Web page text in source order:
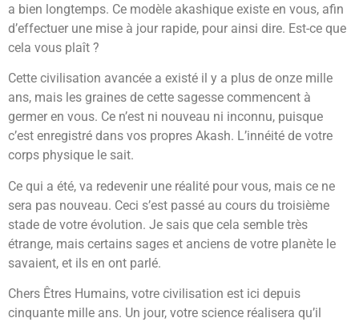
a bien longtemps. Ce modèle akashique existe en vous, afin
d’effectuer une mise à jour rapide, pour ainsi dire. Est-ce que
cela vous plaît ?
Cette civilisation avancée a existé il y a plus de onze mille
ans, mais les graines de cette sagesse commencent à
germer en vous. Ce n’est ni nouveau ni inconnu, puisque
c’est enregistré dans vos propres Akash. L’innéité de votre
corps physique le sait.
Ce qui a été, va redevenir une réalité pour vous, mais ce ne
sera pas nouveau. Ceci s’est passé au cours du troisième
stade de votre évolution. Je sais que cela semble très
étrange, mais certains sages et anciens de votre planète le
savaient, et ils en ont parlé.
Chers Êtres Humains, votre civilisation est ici depuis
cinquante mille ans. Un jour, votre science réalisera qu’il